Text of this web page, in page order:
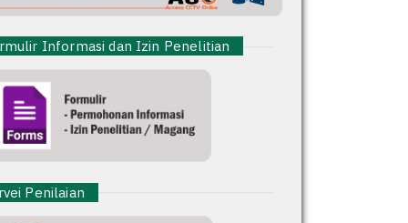
Informasi dan Izin Penelitian
Penilaian